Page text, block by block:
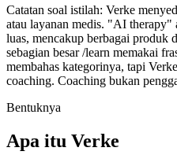
Catatan soal istilah: Verke
atau layanan medis. "AI therapy"
luas, mencakup berbagai produk
sebagian besar /learn memakai
membahas kategorinya, tapi
coaching. Coaching bukan
Bentuknya
Apa itu Verke